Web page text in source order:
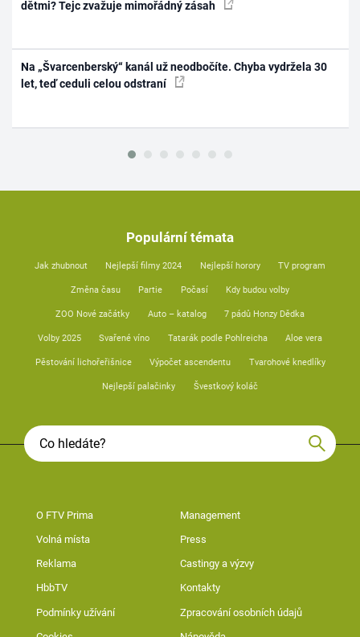
dětmi? Tejc zvažuje mimořádný zásah
Na „Švarcenberský“ kanál už neodbočíte. Chyba vydržela 30
let, teď ceduli celou odstraní
Populární témata
Jak zhubnout Nejlepší filmy 2024 Nejlepší horory TV program
Změna času Partie Počasí Kdy budou volby
ZOO Nové začátky Auto – katalog 7 pádů Honzy Dědka
Volby 2025 Svařené víno Tatarák podle Pohlreicha Aloe vera
Pěstování lichořeřišnice Výpočet ascendentu Tvarohové knedlíky
Nejlepší palačinky Švestkový koláč
O FTV Prima Management
Volná místa Press
Reklama Castingy a výzvy
HbbTV Kontakty
Podmínky užívání Zpracování osobních údajů